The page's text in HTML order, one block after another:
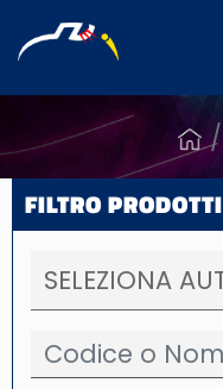
FILTRO PRODOTTI